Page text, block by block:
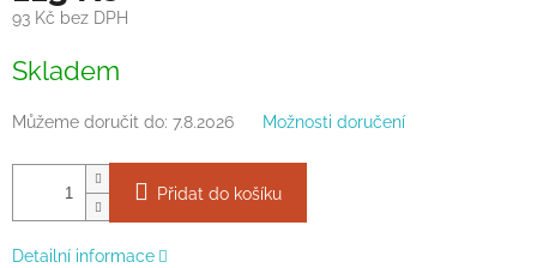
93 Kč bez DPH
cena:
Skladem
Můžeme doručit do: 7.8.2026 Možnosti doručení
Přidat do košíku
Detailní informace